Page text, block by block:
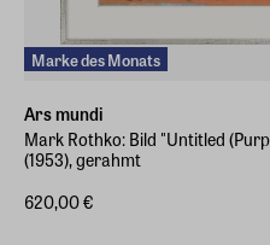
Marke des Monats
Ars mundi
Mark Rothko: Bild "Untitled
(1953), gerahmt
620,00 €